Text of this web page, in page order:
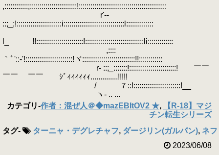
,::::::::::::;::::::::::::::::::::::::!:::::::::::::::::::::::::::::::::::::::::::::
r'‐-
::;_;!:::::::::::::::::::::::i:::::::::::::::::::::::::::::::l::::::::::::::
l_ !!::::::::::::::::::::::::!::::::::::::::::::::::::::::::li:::::::::::::
,::::
｀ﾞ'::‐'!::::::::::::::::::::::::!ヾ:::::::::::::::::::::::::::!!::::::::::::
r- ::;_:::::::!::::::::::::::::::::::::! ￣￣
￣￣ ￣￣ ｼﾞｨｨｨｨｨｨ..............!!!!!
/ ７::!::::::::::::::::::::::::!__
ヽ- .. ...
カテゴリ-作者：混ぜ人＠◆mazEBItOV2 ★,
【R-18】マジ
チン転生シリーズ
タグ- ターニャ・デグレチャフ, ダージリン(ガルパン), ネ
2023/06/08